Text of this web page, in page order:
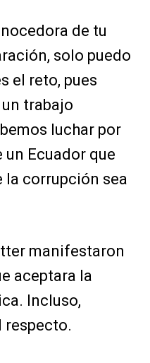
de tu
solo puedo
el reto, pues
trabajo
luchar por
Ecuador que
la corrupción sea
manifestaron
aceptara la
Incluso,
respecto.